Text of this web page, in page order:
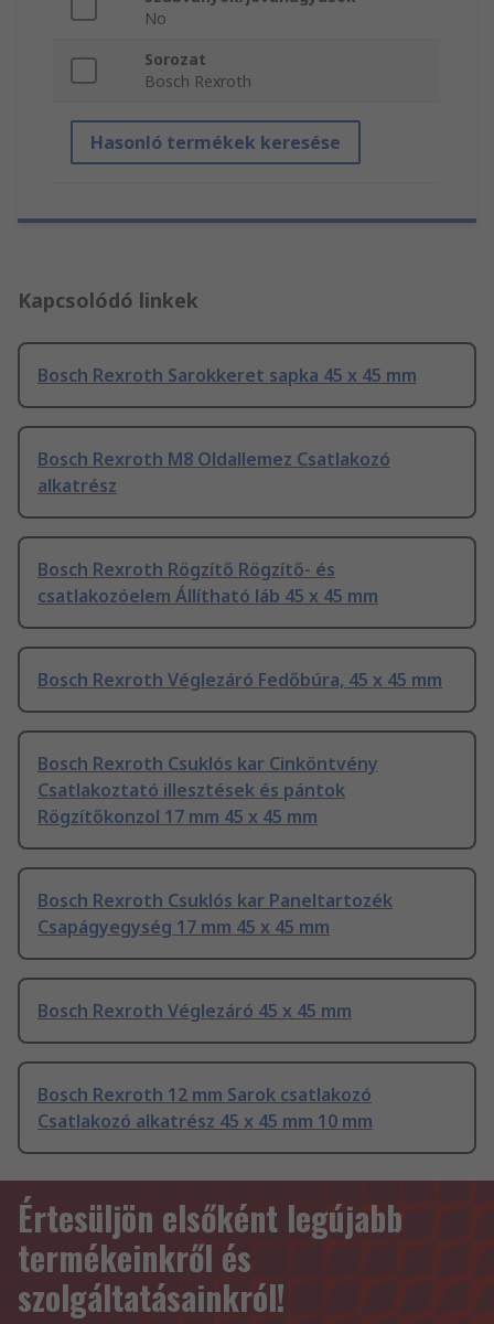
No
Sorozat
Bosch Rexroth
Hasonló termékek keresése
Kapcsolódó linkek
Bosch Rexroth Sarokkeret sapka 45 x 45 mm
Bosch Rexroth M8 Oldallemez Csatlakozó
alkatrész
Bosch Rexroth Rögzítő Rögzítő- és
csatlakozóelem Állítható láb 45 x 45 mm
Bosch Rexroth Véglezáró Fedőbúra, 45 x 45 mm
Bosch Rexroth Csuklós kar Cinköntvény
Csatlakoztató illesztések és pántok
Rögzítőkonzol 17 mm 45 x 45 mm
Bosch Rexroth Csuklós kar Paneltartozék
Csapágyegység 17 mm 45 x 45 mm
Bosch Rexroth Véglezáró 45 x 45 mm
Bosch Rexroth 12 mm Sarok csatlakozó
Csatlakozó alkatrész 45 x 45 mm 10 mm
Értesüljön elsőként legújabb
termékeinkről és
szolgáltatásainkról!